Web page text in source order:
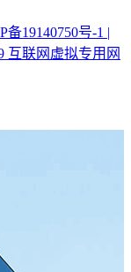
备19140750号-1 |
互联网虚拟专用网